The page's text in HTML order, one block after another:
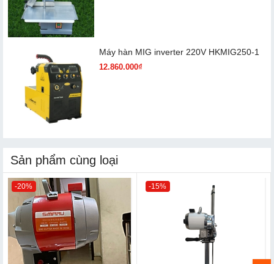
Máy hàn MIG inverter 220V HKMIG250-1
12.860.000₫
Sản phẩm cùng loại
-20% -15%